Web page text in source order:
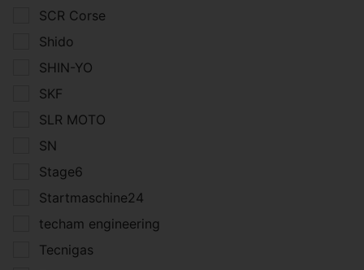
SCR Corse
Shido
SHIN-YO
SKF
SLR MOTO
SN
Stage6
Startmaschine24
techam engineering
Tecnigas